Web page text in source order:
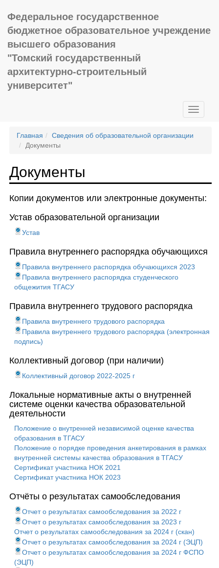
Федеральное государственное
бюджетное образовательное учреждение
высшего образования
"Томский государственный
архитектурно-строительный
университет"
Главная
Сведения об образовательной организации
Документы
Документы
Копии документов или электронные документы:
Устав образовательной организации
Устав
Правила внутреннего распорядка обучающихся
Правила внутреннего распорядка обучающихся 2023
Правила внутреннего распорядка студенческого
общежития ТГАСУ
Правила внутреннего трудового распорядка
Правила внутреннего трудового распорядка
Правила внутреннего трудового распорядка (электронная
подпись)
Коллективный договор (при наличии)
Коллективный договор 2022-2025 г
Локальные нормативные акты о внутренней
системе оценки качества образовательной
деятельности
Положение о внутренней независимой оценке качества
образования в ТГАСУ
Положение о порядке проведения анкетирования в рамках
внутренней системы качества образования в ТГАСУ
Сертификат участника НОК 2021
Сертификат участника НОК 2023
Отчёты о результатах самообследования
Отчет о результатах самообследования за 2022 г
Отчет о результатах самообследования за 2023 г
Отчет о результатах самообследования за 2024 г (скан)
Отчет о результатах самообследования за 2024 г (ЭЦП)
Отчет о результатах самообследования за 2024 г ФСПО
(ЭЦП)